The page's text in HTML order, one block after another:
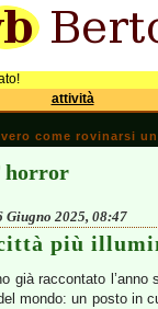
attività
come rovinarsi
horror
Giugno 2025, 08:47
più
già raccontato
mondo: un posto in